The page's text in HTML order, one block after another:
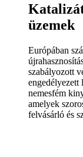
üzemek
Európában
szabályozott
engedélyezett
nemesfém
amelyek
felvásárló és